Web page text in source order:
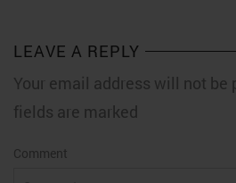
LEAVE A REPLY
Your email address will not be
fields are marked
Comment